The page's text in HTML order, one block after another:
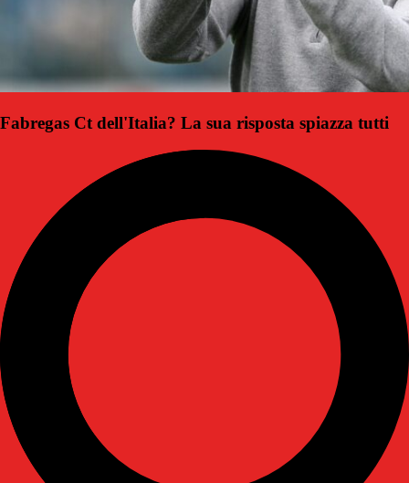
Fabregas Ct dell'Italia? La sua risposta spiazza tutti